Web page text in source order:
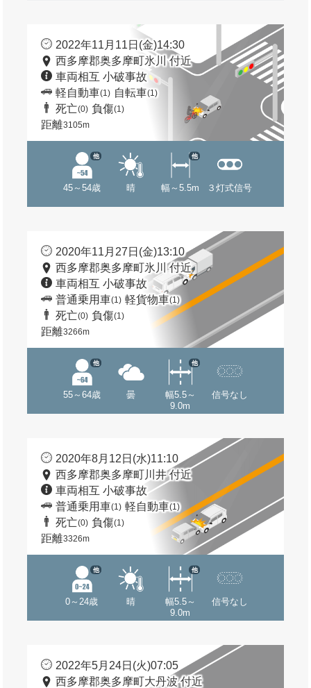
2022年11月11日(金)14:30
西多摩郡奥多摩町氷川 付近
車両相互 小破事故
軽自動車(1) 自転車(1)
死亡(0) 負傷(1)
距離3105m
45～54歳
他
晴 幅～5.5m
他
３灯式信号
2020年11月27日(金)13:10
西多摩郡奥多摩町氷川 付近
車両相互 小破事故
普通乗用車(1) 軽貨物車(1)
死亡(0) 負傷(1)
距離3266m
55～64歳
他
曇
幅5.5～
9.0m
他
信号なし
2020年8月12日(水)11:10
西多摩郡奥多摩町川井 付近
車両相互 小破事故
普通乗用車(1) 軽自動車(1)
死亡(0) 負傷(1)
距離3326m
0～24歳
他
晴
幅5.5～
9.0m
他
信号なし
2022年5月24日(火)07:05
西多摩郡奥多摩町大丹波 付近